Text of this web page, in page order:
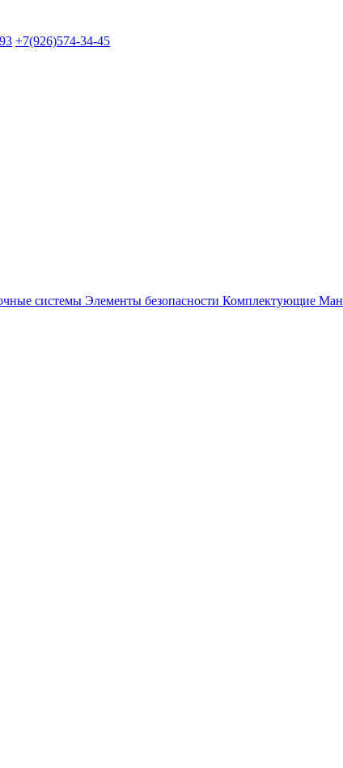
+7(926)574-34-45
системы Элементы безопасности Комплектующие